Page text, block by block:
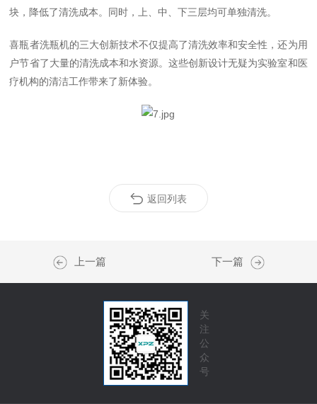
块，降低了清洗成本。同时，上、中、下三层均可单独清洗。
喜瓶者洗瓶机的三大创新技术不仅提高了清洗效率和安全性，还为用
户节省了大量的清洗成本和水资源。这些创新设计无疑为实验室和医
疗机构的清洁工作带来了新体验。
返回列表
上一篇 下一篇
关
注
公
众
号